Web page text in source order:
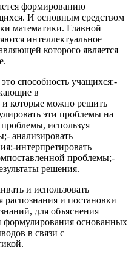
формированию
И основным средством
математики. Главной
интеллектуальное
которого является
способность учащихся:-
в
которые можно решить
эти проблемы на
используя
анализировать
интерпретировать
проблемы;-
решения.
и использовать
распознания и постановки
для объяснения
формулирования основанных
в связи с